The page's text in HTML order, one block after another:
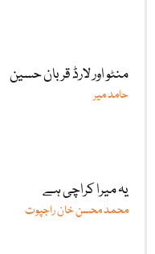
منٹو اور لارڈ قربان حسین
حامد میر
یہ میرا کراچی ہے
محمد محسن خان راجپوت